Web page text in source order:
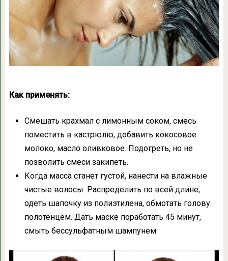
Как применять:
Смешать крахмал с лимонным соком, смесь
поместить в кастрюлю, добавить кокосовое
молоко, масло оливковое. Подогреть, но не
позволить смеси закипеть.
Когда масса станет густой, нанести на влажные
чистые волосы. Распределить по всей длине,
одеть шапочку из полиэтилена, обмотать голову
полотенцем. Дать маске поработать 45 минут,
смыть бессульфатным шампунем.